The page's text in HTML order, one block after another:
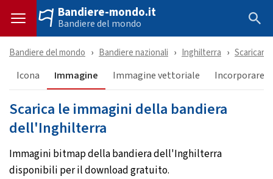
Bandiere-mondo.it
Bandiere del mondo
Bandiere del mondo Bandiere nazionali Inghilterra Scaricare
Icona Immagine Immagine vettoriale Incorporare
Scarica le immagini della bandiera
dell'Inghilterra
Immagini bitmap della bandiera dell'Inghilterra
disponibili per il download gratuito.